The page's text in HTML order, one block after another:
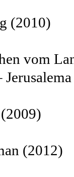
(2010)
vom
(2012)